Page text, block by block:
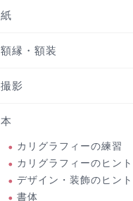
紙
額縁・額装
撮影
本
カリグラフィーの練習
カリグラフィーのヒント
デザイン・装飾のヒント
書体